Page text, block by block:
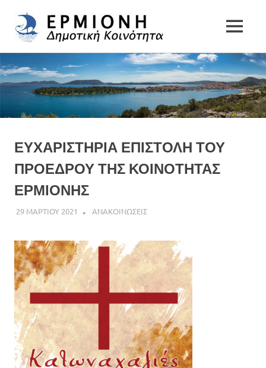
to
content
Δημοτική
Κοινότητα
Ερμιόνης
MENU
ΕΥΧΑΡΙΣΤΗΡΙΑ ΕΠΙΣΤΟΛΗ ΤΟΥ
ΠΡΟΕΔΡΟΥ ΤΗΣ ΚΟΙΝΟΤΗΤΑΣ
ΕΡΜΙΟΝΗΣ
29 ΜΑΡΤΙΟΥ 2021 DK ERMIONIS
ΑΝΑΚΟΙΝΩΣΕΙΣ